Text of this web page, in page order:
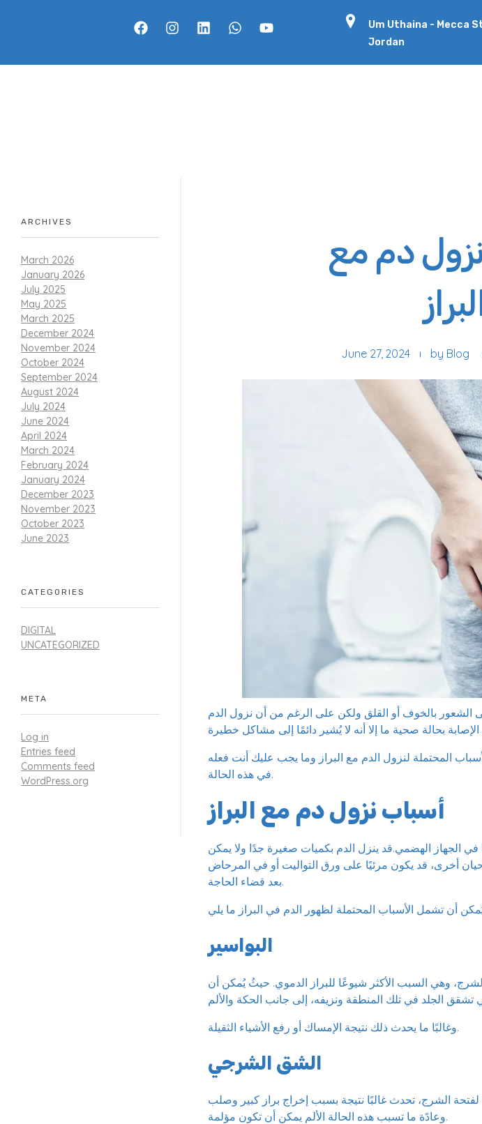
Um Uthaina - Mecca
Jordan
دم مع
June 27, 2024 by Blog
الشعور بالخوف أو القلق ولكن على الرغم من أن نزول الدم
المحتملة لنزول الدم مع البراز وما يجب عليك أنت فعله
في هذه الحالة.
أسباب نزول دم مع البراز
الجهاز الهضمي.قد ينزل الدم بكميات صغيرة جدًا ولا يمكن
أخرى، قد يكون مرئيًا على ورق التواليت أو في المرحاض
بعد قضاء الحاجة.
البواسير
وهي السبب الأكثر شيوعًا للبراز الدموي. حيثُ يُمكن أن
وغالبًا ما يحدث ذلك نتيجة الإمساك أو رفع الأشياء الثقيلة.
الشق الشرجي
الشرج، تحدث غالبًا نتيجة بسبب إخراج براز كبير وصلب
وعادًة ما تسبب هذه الحالة الألم يمكن أن تكون مؤلمة.
ARCHIVES
March 2026
January 2026
July 2025
May 2025
March 2025
December 2024
November 2024
October 2024
September 2024
August 2024
July 2024
June 2024
April 2024
March 2024
February 2024
January 2024
December 2023
November 2023
October 2023
June 2023
CATEGORIES
DIGITAL
UNCATEGORIZED
META
Log in
Entries feed
Comments feed
WordPress.org